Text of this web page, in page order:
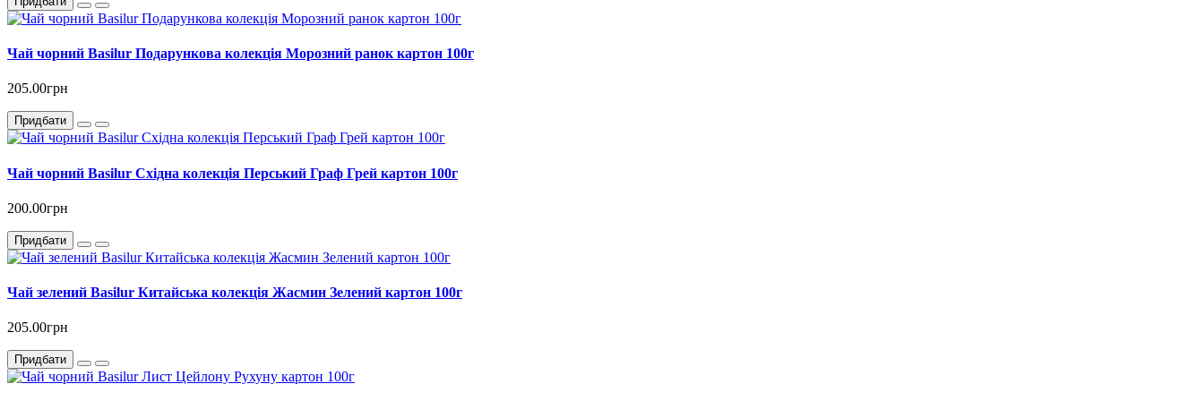
Чай чорний Basilur Подарункова колекція Морозний ранок картон 100г
205.00грн
Придбати
Чай чорний Basilur Східна колекція Перський Граф Грей картон 100г
200.00грн
Придбати
Чай зелений Basilur Китайська колекція Жасмин Зелений картон 100г
205.00грн
Придбати